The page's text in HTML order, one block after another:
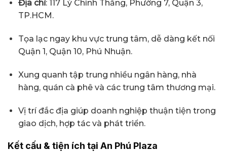
Địa chỉ: 117 Lý Chính Thắng, Phường 7, Quận 3,
TP.HCM.
Tọa lạc ngay khu vực trung tâm, dễ dàng kết nối
Quận 1, Quận 10, Phú Nhuận.
Xung quanh tập trung nhiều ngân hàng, nhà
hàng, quán cà phê và các trung tâm thương mại.
Vị trí đắc địa giúp doanh nghiệp thuận tiện trong
giao dịch, hợp tác và phát triển.
Kết cấu & tiện ích tại An Phú Plaza